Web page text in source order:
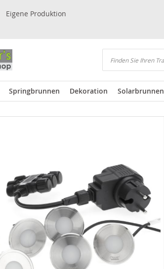
Eigene Produktion
Suchen
Springbrunnen Dekoration Solarbrunnen